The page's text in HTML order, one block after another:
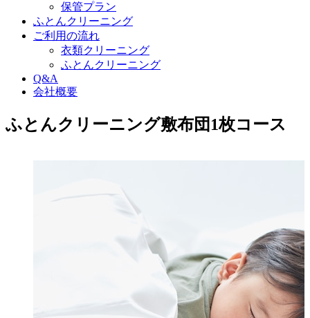
保管プラン
ふとんクリーニング
ご利用の流れ
衣類クリーニング
ふとんクリーニング
Q&A
会社概要
ふとんクリーニング敷布団1枚コース